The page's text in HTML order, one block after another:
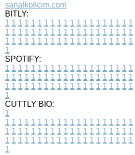
sanalkolicim.com
BITLY:
1 1 1 1 1 1 1 1 1 1 1 1 1 1 1 1 1 1 1 1
1 1 1 1 1 1 1 1 1 1 1 1 1 1 1 1 1 1 1 1
1 1 1 1 1 1 1 1 1 1 1 1 1 1 1 1 1 1 1 1
1
SPOTIFY:
1 1 1 1 1 1 1 1 1 1 1 1 1 1 1 1 1 1 1 1
1 1 1 1 1 1 1 1 1 1 1 1 1 1 1 1 1 1 1 1
1 1 1 1 1 1 1 1 1 1 1 1 1 1 1 1 1 1 1 1
1
CUTTLY BIO:
1
1 1 1 1 1 1 1 1 1 1 1 1 1 1 1 1 1 1 1 1
1 1 1 1 1 1 1 1 1 1 1 1 1 1 1 1 1 1 1 1
1 1 1 1 1 1 1 1 1 1 1 1 1 1 1 1 1 1 1 1
1